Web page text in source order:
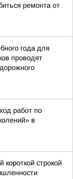
ремонта от
года для
проводят
работ по
в
короткой строкой